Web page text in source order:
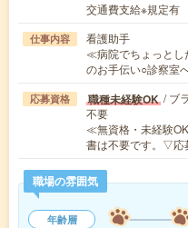
交通費支給※規定有
仕事内容
看護助手
≪病院でちょっとし
のお手伝い○診察室
応募資格 職種未経験OK / ブ
不要
≪無資格・未経験
書は不要です。▽応
職場の雰囲気
年齢層